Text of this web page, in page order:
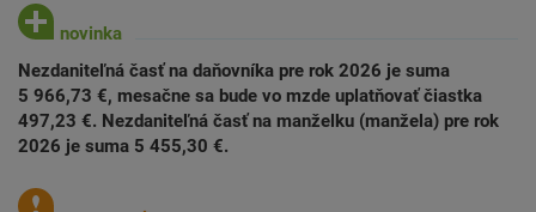
Nezdaniteľná časť na daňovníka pre rok 2026 je suma
5 966,73 €, mesačne sa bude vo mzde uplatňovať čiastka
497,23 €. Nezdaniteľná časť na manželku (manžela) pre rok
2026 je suma 5 455,30 €.